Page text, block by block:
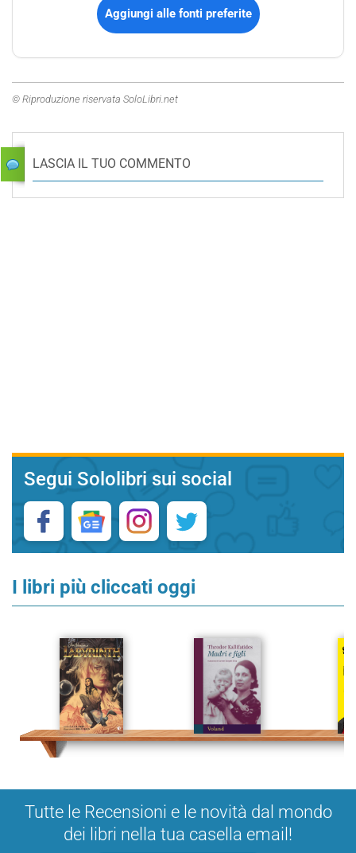
Aggiungi alle fonti preferite
© Riproduzione riservata SoloLibri.net
LASCIA IL TUO COMMENTO
Segui Sololibri sui social
I libri più cliccati oggi
Tutte le Recensioni e le novità dal mondo
dei libri nella tua casella email!